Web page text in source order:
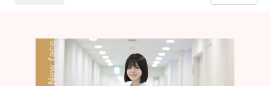
下記のフォーム（本院HP）もしくはマイナビサイトより
確認してください。